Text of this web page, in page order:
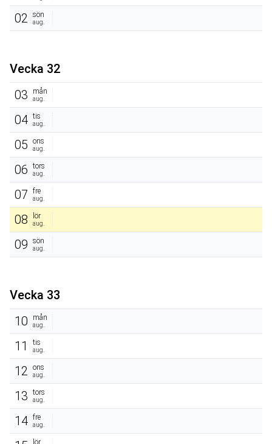
02 sön
aug.
Vecka 32
03
mån
aug.
04 tis
aug.
05 ons
aug.
06 tors
aug.
07 fre
aug.
08 lör
aug.
09 sön
aug.
Vecka 33
10
mån
aug.
11 tis
aug.
12 ons
aug.
13 tors
aug.
14 fre
aug.
lör